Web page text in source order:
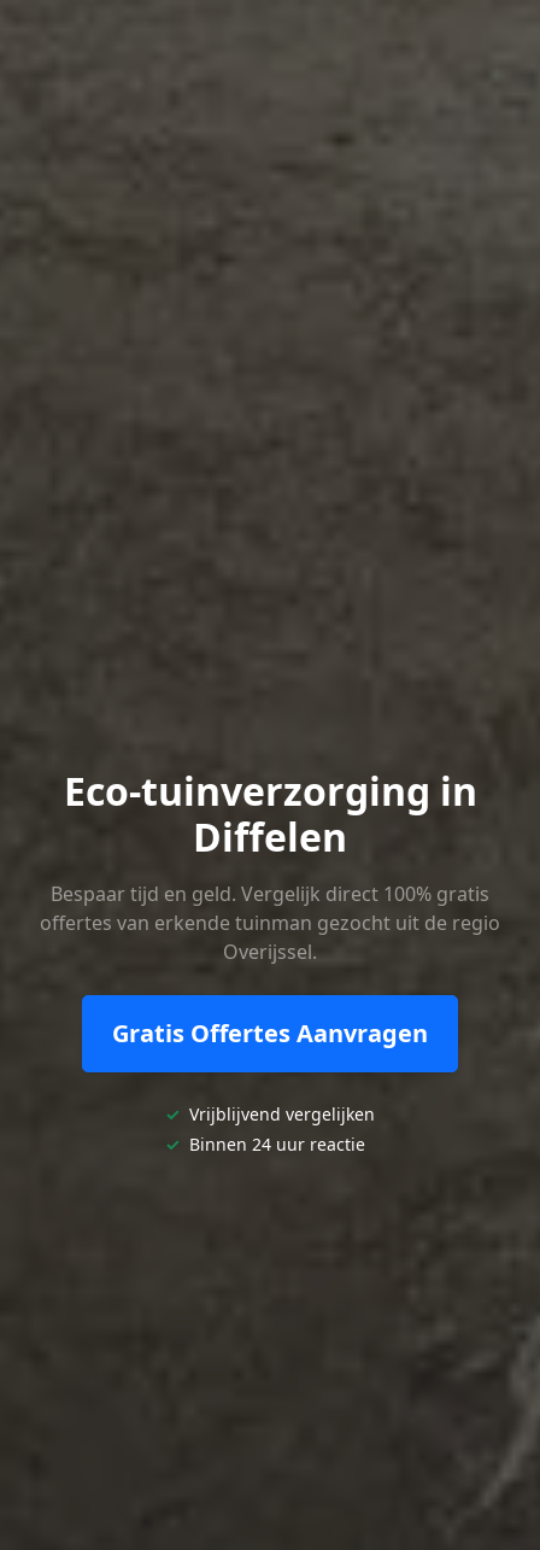
Eco-tuinverzorging in
Diffelen
Bespaar tijd en geld. Vergelijk direct 100% gratis
offertes van erkende tuinman gezocht uit de regio
Overijssel.
Gratis Offertes Aanvragen
✓ Vrijblijvend vergelijken
✓ Binnen 24 uur reactie